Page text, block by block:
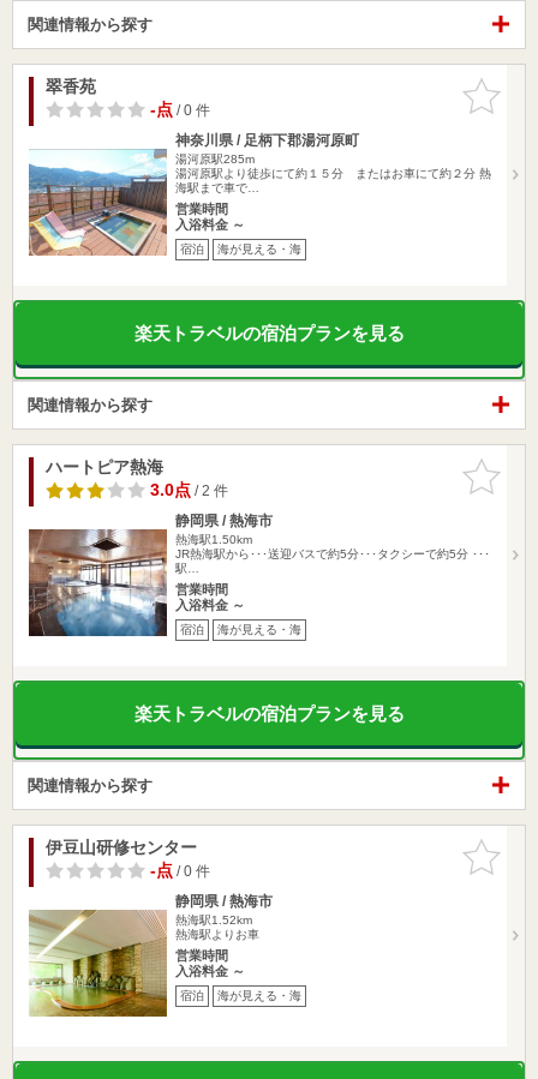
関連情報から探す
お気に入
りに追加
翠香苑
-点/ 0 件
神奈川県 / 足柄下郡湯河原町
湯河原駅285m
湯河原駅より徒歩にて約１５分 またはお車にて約２分 熱
海駅まで車で…
営業時間
入浴料金 ～
宿泊 海が見える・海
楽天トラベルの宿泊プランを見る
関連情報から探す
お気に入
りに追加
ハートピア熱海
3.0点/ 2 件
静岡県 / 熱海市
熱海駅1.50km
JR熱海駅から･･･送迎バスで約5分･･･タクシーで約5分 ･･･
駅…
営業時間
入浴料金 ～
宿泊 海が見える・海
楽天トラベルの宿泊プランを見る
関連情報から探す
お気に入
りに追加
伊豆山研修センター
-点/ 0 件
静岡県 / 熱海市
熱海駅1.52km
熱海駅よりお車
営業時間
入浴料金 ～
宿泊 海が見える・海